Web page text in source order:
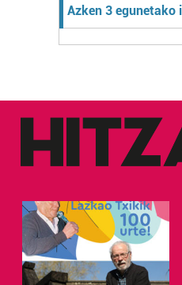
Azken 3 egunetako